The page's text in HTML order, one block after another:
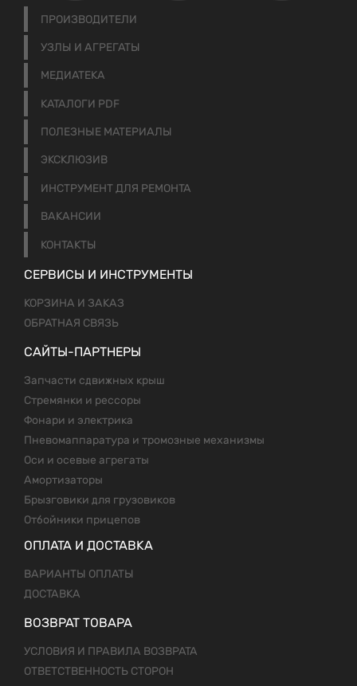
ПРОИЗВОДИТЕЛИ
УЗЛЫ И АГРЕГАТЫ
МЕДИАТЕКА
КАТАЛОГИ PDF
ПОЛЕЗНЫЕ МАТЕРИАЛЫ
ЭКСКЛЮЗИВ
ИНСТРУМЕНТ ДЛЯ РЕМОНТА
ВАКАНСИИ
КОНТАКТЫ
СЕРВИСЫ И ИНСТРУМЕНТЫ
КОРЗИНА И ЗАКАЗ
ОБРАТНАЯ СВЯЗЬ
САЙТЫ-ПАРТНЕРЫ
Запчасти сдвижных крыш
Стремянки и рессоры
Фонари и электрика
Пневомаппаратура и тромозные механизмы
Оси и осевые агрегаты
Амортизаторы
Брызговики для грузовиков
Отбойники прицепов
ОПЛАТА И ДОСТАВКА
ВАРИАНТЫ ОПЛАТЫ
ДОСТАВКА
ВОЗВРАТ ТОВАРА
УСЛОВИЯ И ПРАВИЛА ВОЗВРАТА
ОТВЕТСТВЕННОСТЬ СТОРОН